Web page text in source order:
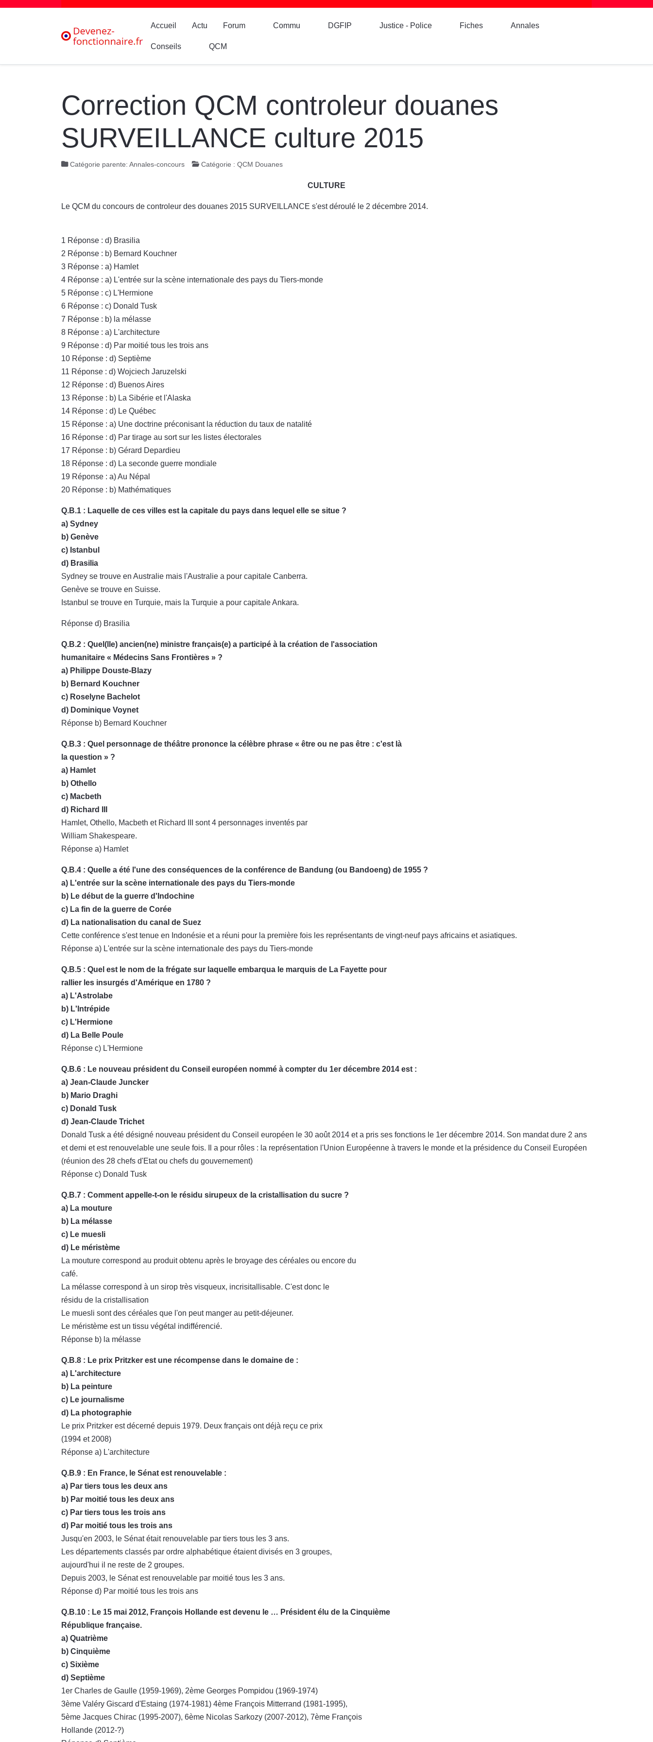
Accueil Actu Forum Commu DGFIP Justice - Police Fiches Annales
Conseils QCM
Correction QCM controleur douanes
SURVEILLANCE culture 2015
Catégorie parente: Annales-concours Catégorie : QCM Douanes
CULTURE
Le QCM du concours de controleur des douanes 2015 SURVEILLANCE s'est déroulé le 2 décembre 2014.
1 Réponse : d) Brasilia
2 Réponse : b) Bernard Kouchner
3 Réponse : a) Hamlet
4 Réponse : a) L'entrée sur la scène internationale des pays du Tiers-monde
5 Réponse : c) L'Hermione
6 Réponse : c) Donald Tusk
7 Réponse : b) la mélasse
8 Réponse : a) L'architecture
9 Réponse : d) Par moitié tous les trois ans
10 Réponse : d) Septième
11 Réponse : d) Wojciech Jaruzelski
12 Réponse : d) Buenos Aires
13 Réponse : b) La Sibérie et l'Alaska
14 Réponse : d) Le Québec
15 Réponse : a) Une doctrine préconisant la réduction du taux de natalité
16 Réponse : d) Par tirage au sort sur les listes électorales
17 Réponse : b) Gérard Depardieu
18 Réponse : d) La seconde guerre mondiale
19 Réponse : a) Au Népal
20 Réponse : b) Mathématiques
Q.B.1 : Laquelle de ces villes est la capitale du pays dans lequel elle se situe ?
a) Sydney
b) Genève
c) Istanbul
d) Brasilia
Sydney se trouve en Australie mais l'Australie a pour capitale Canberra.
Genève se trouve en Suisse.
Istanbul se trouve en Turquie, mais la Turquie a pour capitale Ankara.
Réponse d) Brasilia
Q.B.2 : Quel(lle) ancien(ne) ministre français(e) a participé à la création de l'association
humanitaire « Médecins Sans Frontières » ?
a) Philippe Douste-Blazy
b) Bernard Kouchner
c) Roselyne Bachelot
d) Dominique Voynet
Réponse b) Bernard Kouchner
Q.B.3 : Quel personnage de théâtre prononce la célèbre phrase « être ou ne pas être : c'est là
la question » ?
a) Hamlet
b) Othello
c) Macbeth
d) Richard III
Hamlet, Othello, Macbeth et Richard III sont 4 personnages inventés par
William Shakespeare.
Réponse a) Hamlet
Q.B.4 : Quelle a été l'une des conséquences de la conférence de Bandung (ou Bandoeng) de 1955 ?
a) L'entrée sur la scène internationale des pays du Tiers-monde
b) Le début de la guerre d'Indochine
c) La fin de la guerre de Corée
d) La nationalisation du canal de Suez
Cette conférence s'est tenue en Indonésie et a réuni pour la première fois les représentants de vingt-neuf pays africains et asiatiques.
Réponse a) L'entrée sur la scène internationale des pays du Tiers-monde
Q.B.5 : Quel est le nom de la frégate sur laquelle embarqua le marquis de La Fayette pour
rallier les insurgés d'Amérique en 1780 ?
a) L'Astrolabe
b) L'Intrépide
c) L'Hermione
d) La Belle Poule
Réponse c) L'Hermione
Q.B.6 : Le nouveau président du Conseil européen nommé à compter du 1er décembre 2014 est :
a) Jean-Claude Juncker
b) Mario Draghi
c) Donald Tusk
d) Jean-Claude Trichet
Donald Tusk a été désigné nouveau président du Conseil européen le 30 août 2014 et a pris ses fonctions le 1er décembre 2014. Son mandat dure 2 ans
et demi et est renouvelable une seule fois. Il a pour rôles : la représentation l'Union Européenne à travers le monde et la présidence du Conseil Européen
(réunion des 28 chefs d'Etat ou chefs du gouvernement)
Réponse c) Donald Tusk
Q.B.7 : Comment appelle-t-on le résidu sirupeux de la cristallisation du sucre ?
a) La mouture
b) La mélasse
c) Le muesli
d) Le méristème
La mouture correspond au produit obtenu après le broyage des céréales ou encore du
café.
La mélasse correspond à un sirop très visqueux, incrisitallisable. C'est donc le
résidu de la cristallisation
Le muesli sont des céréales que l'on peut manger au petit-déjeuner.
Le méristème est un tissu végétal indifférencié.
Réponse b) la mélasse
Q.B.8 : Le prix Pritzker est une récompense dans le domaine de :
a) L'architecture
b) La peinture
c) Le journalisme
d) La photographie
Le prix Pritzker est décerné depuis 1979. Deux français ont déjà reçu ce prix
(1994 et 2008)
Réponse a) L'architecture
Q.B.9 : En France, le Sénat est renouvelable :
a) Par tiers tous les deux ans
b) Par moitié tous les deux ans
c) Par tiers tous les trois ans
d) Par moitié tous les trois ans
Jusqu'en 2003, le Sénat était renouvelable par tiers tous les 3 ans.
Les départements classés par ordre alphabétique étaient divisés en 3 groupes,
aujourd'hui il ne reste de 2 groupes.
Depuis 2003, le Sénat est renouvelable par moitié tous les 3 ans.
Réponse d) Par moitié tous les trois ans
Q.B.10 : Le 15 mai 2012, François Hollande est devenu le … Président élu de la Cinquième
République française.
a) Quatrième
b) Cinquième
c) Sixième
d) Septième
1er Charles de Gaulle (1959-1969), 2ème Georges Pompidou (1969-1974)
3ème Valéry Giscard d'Estaing (1974-1981) 4ème François Mitterrand (1981-1995),
5ème Jacques Chirac (1995-2007), 6ème Nicolas Sarkozy (2007-2012), 7ème François
Hollande (2012-?)